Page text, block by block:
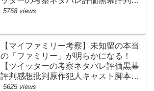
想批判原作犯人キャスト脚本あらすじ
5768 views
【マイファミリー考察】未知留の本当
の「ファミリー」が明らかになる！
【ツイッターの考察ネタバレ評価黒幕
評判感想批判原作犯人キャスト脚本あ
らすじ伏線まとめ】
5625 views